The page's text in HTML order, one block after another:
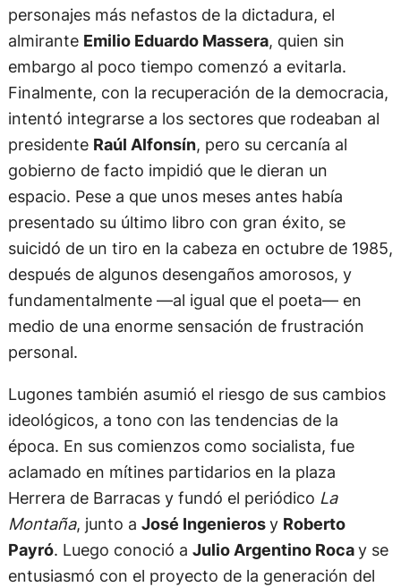
personajes más nefastos de la dictadura, el
almirante Emilio Eduardo Massera, quien sin
embargo al poco tiempo comenzó a evitarla.
Finalmente, con la recuperación de la democracia,
intentó integrarse a los sectores que rodeaban al
presidente Raúl Alfonsín, pero su cercanía al
gobierno de facto impidió que le dieran un
espacio. Pese a que unos meses antes había
presentado su último libro con gran éxito, se
suicidó de un tiro en la cabeza en octubre de 1985,
después de algunos desengaños amorosos, y
fundamentalmente —al igual que el poeta— en
medio de una enorme sensación de frustración
personal.
Lugones también asumió el riesgo de sus cambios
ideológicos, a tono con las tendencias de la
época. En sus comienzos como socialista, fue
aclamado en mítines partidarios en la plaza
Herrera de Barracas y fundó el periódico La
Montaña, junto a José Ingenierosy Roberto
Payró. Luego conoció a Julio Argentino Rocay se
entusiasmó con el proyecto de la generación del